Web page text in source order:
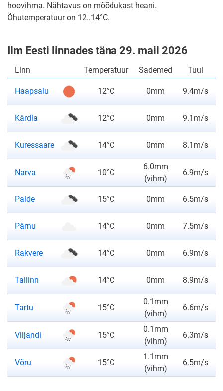
hoovihma. Nähtavus on mõõdukast heani.
Õhutemperatuur on 12..14°C.
Ilm Eesti linnades täna 29. mail 2026
Linn Temperatuur Sademed Tuul
Haapsalu ilmateade 12°C 0mm 9.4m/s
Kärdla ilmateade 12°C 0mm 9.1m/s
Kuressaareilmateade 14°C 0mm 8.1m/s
Narva ilmateade 10°C
6.0mm
(vihm)
6.9m/s
Paideilmateade 15°C 0mm 6.5m/s
Pärnu 14°C 0mm 7.5m/s
Rakvereilmateade 14°C 0mm 6.9m/s
Tallinn ilmateade 14°C 0mm 8.9m/s
Tartu 15°C
0.1mm
(vihm)
6.6m/s
Viljandi ilmateade 15°C
0.1mm
(vihm)
6.3m/s
Võru 15°C
1.1mm
(vihm)
6.5m/s